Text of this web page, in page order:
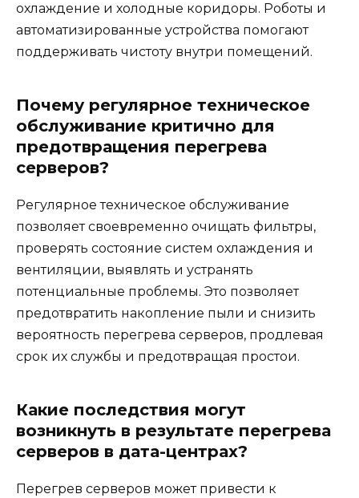
охлаждение и холодные коридоры. Роботы и
автоматизированные устройства помогают
поддерживать чистоту внутри помещений.
Почему регулярное техническое
обслуживание критично для
предотвращения перегрева
серверов?
Регулярное техническое обслуживание
позволяет своевременно очищать фильтры,
проверять состояние систем охлаждения и
вентиляции, выявлять и устранять
потенциальные проблемы. Это позволяет
предотвратить накопление пыли и снизить
вероятность перегрева серверов, продлевая
срок их службы и предотвращая простои.
Какие последствия могут
возникнуть в результате перегрева
серверов в дата-центрах?
Перегрев серверов может привести к